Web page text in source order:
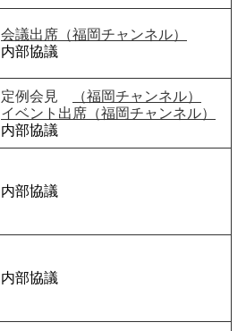
会議出席（福岡チャンネル）
内部協議
定例会見
（福岡チャンネル）
イベント出席（福岡チャンネル）
内部協議
内部協議
内部協議